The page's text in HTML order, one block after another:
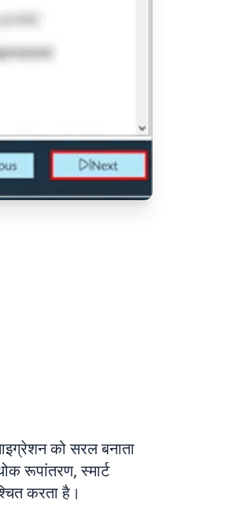
को सरल बनाता
रूपांतरण, स्मार्ट
करता है।